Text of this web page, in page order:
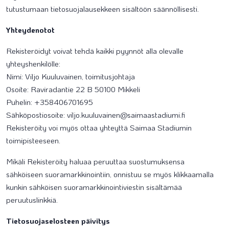
tutustumaan tietosuojalausekkeen sisältöön säännöllisesti.
Yhteydenotot
Rekisteröidyt voivat tehdä kaikki pyynnöt alla olevalle
yhteyshenkilölle:
Nimi: Viljo Kuuluvainen, toimitusjohtaja
Osoite: Raviradantie 22 B 50100 Mikkeli
Puhelin: +358406701695
Sähköpostiosoite: viljo.kuuluvainen@saimaastadiumi.fi
Rekisteröity voi myös ottaa yhteyttä Saimaa Stadiumin
toimipisteeseen.
Mikäli Rekisteröity haluaa peruuttaa suostumuksensa
sähköiseen suoramarkkinointiin, onnistuu se myös klikkaamalla
kunkin sähköisen suoramarkkinointiviestin sisältämää
peruutuslinkkiä.
Tietosuojaselosteen päivitys